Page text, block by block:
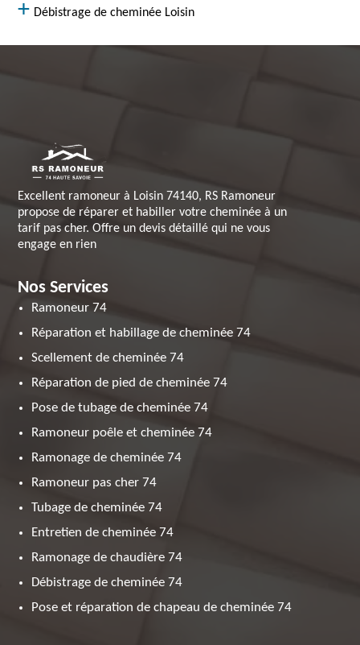
Débistrage de cheminée Loisin
Excellent ramoneur à Loisin 74140, RS Ramoneur
propose de réparer et habiller votre cheminée à un
tarif pas cher. Offre un devis détaillé qui ne vous
engage en rien
Nos Services
Ramoneur 74
Réparation et habillage de cheminée 74
Scellement de cheminée 74
Réparation de pied de cheminée 74
Pose de tubage de cheminée 74
Ramoneur poêle et cheminée 74
Ramonage de cheminée 74
Ramoneur pas cher 74
Tubage de cheminée 74
Entretien de cheminée 74
Ramonage de chaudière 74
Débistrage de cheminée 74
Pose et réparation de chapeau de cheminée 74